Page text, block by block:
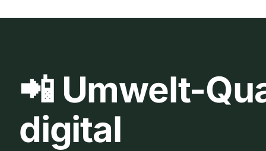
📲 Umwelt-
digital